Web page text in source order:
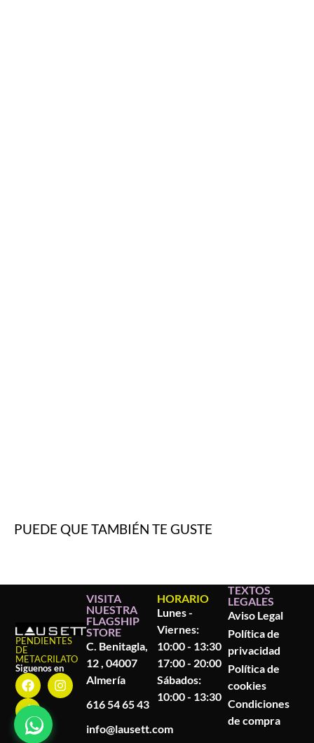
PUEDE QUE TAMBIÉN TE GUSTE
PENDIENTES
DE
METACRILATO
Siguenos en
VISITA
NUESTRA
FLAGSHIP
STORE
C. Benitagla,
12 , 04007
Almería
616 54 65 43
info@lausett.com
HORARIO
Lunes -
Viernes:
10:00 - 13:30
17:00 - 20:00
Sábados:
10:00 - 13:30
TEXTOS
LEGALES
Aviso Legal
Política de
privacidad
Política de
cookies
Condiciones
de compra